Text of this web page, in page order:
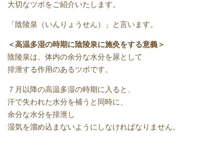
大切なツボをご紹介いたします。
「陰陵泉（いんりょうせん）」と言います。
＜高温多湿の時期に陰陵泉に施灸をする意義＞
陰陵泉は、体内の余分な水分を尿として
排泄する作用のあるツボです。
７月以降の高温多湿の時期に入ると、
汗で失われた水分を補うと同時に、
余分な水分を排泄し
湿気を溜め込まないようにしなければなりません。